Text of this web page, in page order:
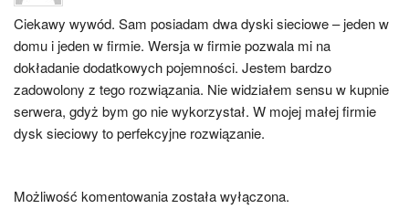
Ciekawy wywód. Sam posiadam dwa dyski sieciowe – jeden w
domu i jeden w firmie. Wersja w firmie pozwala mi na
dokładanie dodatkowych pojemności. Jestem bardzo
zadowolony z tego rozwiązania. Nie widziałem sensu w kupnie
serwera, gdyż bym go nie wykorzystał. W mojej małej firmie
dysk sieciowy to perfekcyjne rozwiązanie.
Możliwość komentowania została wyłączona.